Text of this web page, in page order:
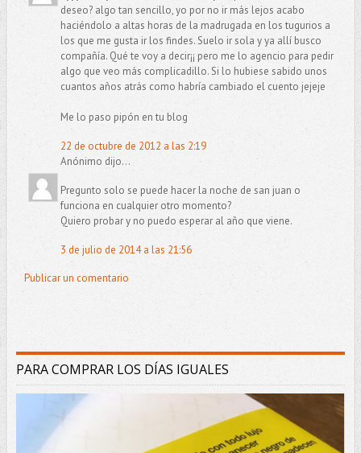
deseo? algo tan sencillo, yo por no ir más lejos acabo
haciéndolo a altas horas de la madrugada en los tugurios a
los que me gusta ir los findes. Suelo ir sola y ya allí busco
compañía. Qué te voy a decir¡¡ pero me lo agencio para pedir
algo que veo más complicadillo. Si lo hubiese sabido unos
cuantos años atrás como habría cambiado el cuento jejeje
Me lo paso pipón en tu blog
22 de octubre de 2012 a las 2:19
Anónimo dijo...
Pregunto solo se puede hacer la noche de san juan o
funciona en cualquier otro momento?
Quiero probar y no puedo esperar al año que viene.
3 de julio de 2014 a las 21:56
Publicar un comentario
PARA COMPRAR LOS DÍAS IGUALES